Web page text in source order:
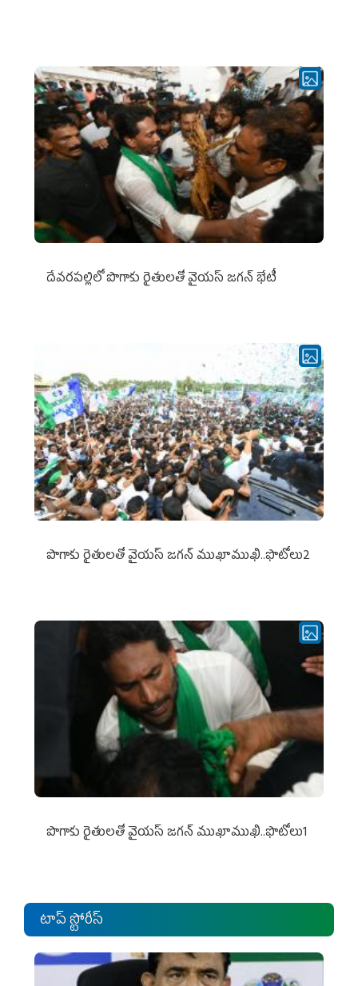
దేవరపల్లిలో పొగాకు రైతులతో వైయస్ జగన్ భేటీ
పొగాకు రైతుల‌తో వైయ‌స్ జ‌గ‌న్ ముఖాముఖి..ఫొటోలు2
పొగాకు రైతుల‌తో వైయ‌స్ జ‌గ‌న్ ముఖాముఖి..ఫొటోలు1
టాప్ స్టోరీస్